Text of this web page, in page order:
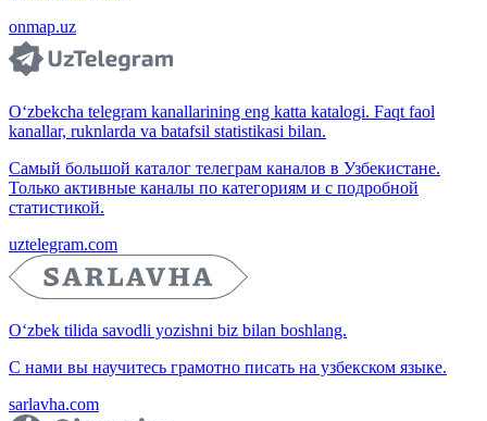
onmap.uz
O‘zbekcha telegram kanallarining eng katta katalogi. Faqt faol
kanallar, ruknlarda va batafsil statistikasi bilan.
Самый большой каталог телеграм каналов в Узбекистане.
Только активные каналы по категориям и с подробной
статистикой.
uztelegram.com
O‘zbek tilida savodli yozishni biz bilan boshlang.
С нами вы научитесь грамотно писать на узбекском языке.
sarlavha.com